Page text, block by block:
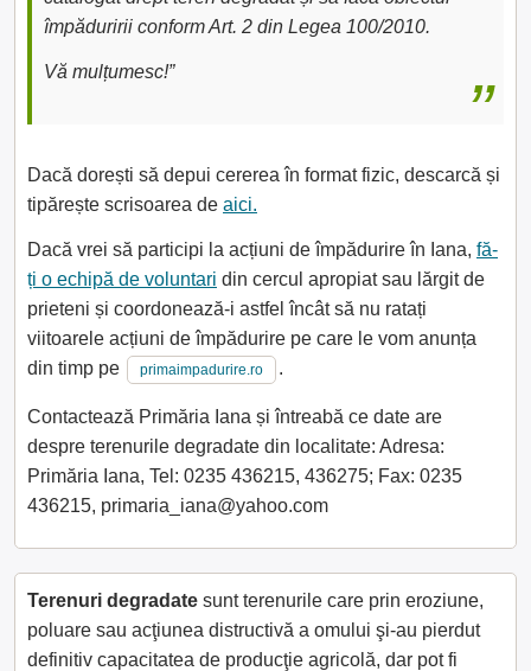
împăduririi conform Art. 2 din Legea 100/2010.
Vă mulțumesc!”
Dacă dorești să depui cererea în format fizic, descarcă și
tipărește scrisoarea de aici.
Dacă vrei să participi la acțiuni de împădurire în Iana, fă-
ți o echipă de voluntari din cercul apropiat sau lărgit de
prieteni și coordonează-i astfel încât să nu ratați
viitoarele acțiuni de împădurire pe care le vom anunța
din timp pe
primaimpadurire.ro .
Contactează Primăria Iana și întreabă ce date are
despre terenurile degradate din localitate: Adresa:
Primăria Iana, Tel: 0235 436215, 436275; Fax: 0235
436215, primaria_iana@yahoo.com
Terenuri degradate sunt terenurile care prin eroziune,
poluare sau acţiunea distructivă a omului şi-au pierdut
definitiv capacitatea de producţie agricolă, dar pot fi